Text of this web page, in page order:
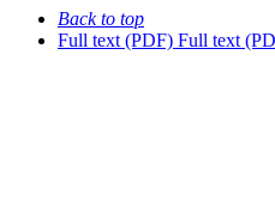
Back to top
Full text (PDF) Full text